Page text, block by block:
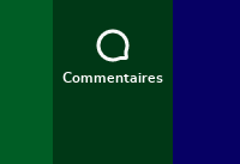
Commentaires